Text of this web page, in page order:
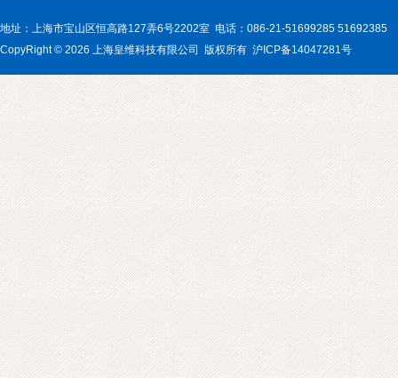
地址：上海市宝山区恒高路127弄6号2202室 电话：086-21-51699285 51692385
CopyRight © 2026 上海皇维科技有限公司 版权所有 沪ICP备14047281号